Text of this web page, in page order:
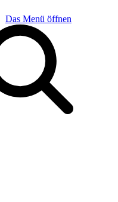
Das Menü öffnen